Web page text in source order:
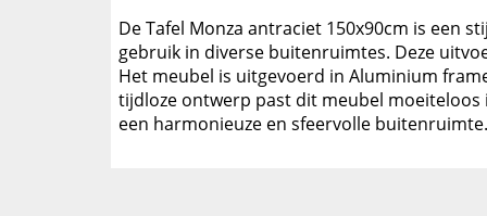
De Tafel Monza antraciet 150x90cm is een
gebruik in diverse buitenruimtes. Deze
Het meubel is uitgevoerd in Aluminium
tijdloze ontwerp past dit meubel
een harmonieuze en sfeervolle buitenruimte.